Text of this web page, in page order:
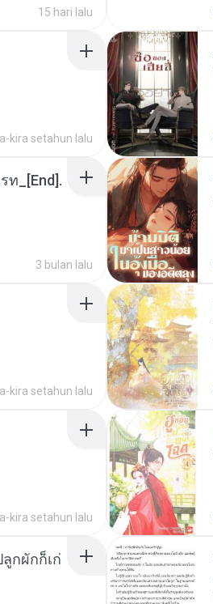
15 hari lalu
kira setahun lalu
ท_[End].
3 bulan lalu
kira setahun lalu
kira setahun lalu
กผักก็เก่